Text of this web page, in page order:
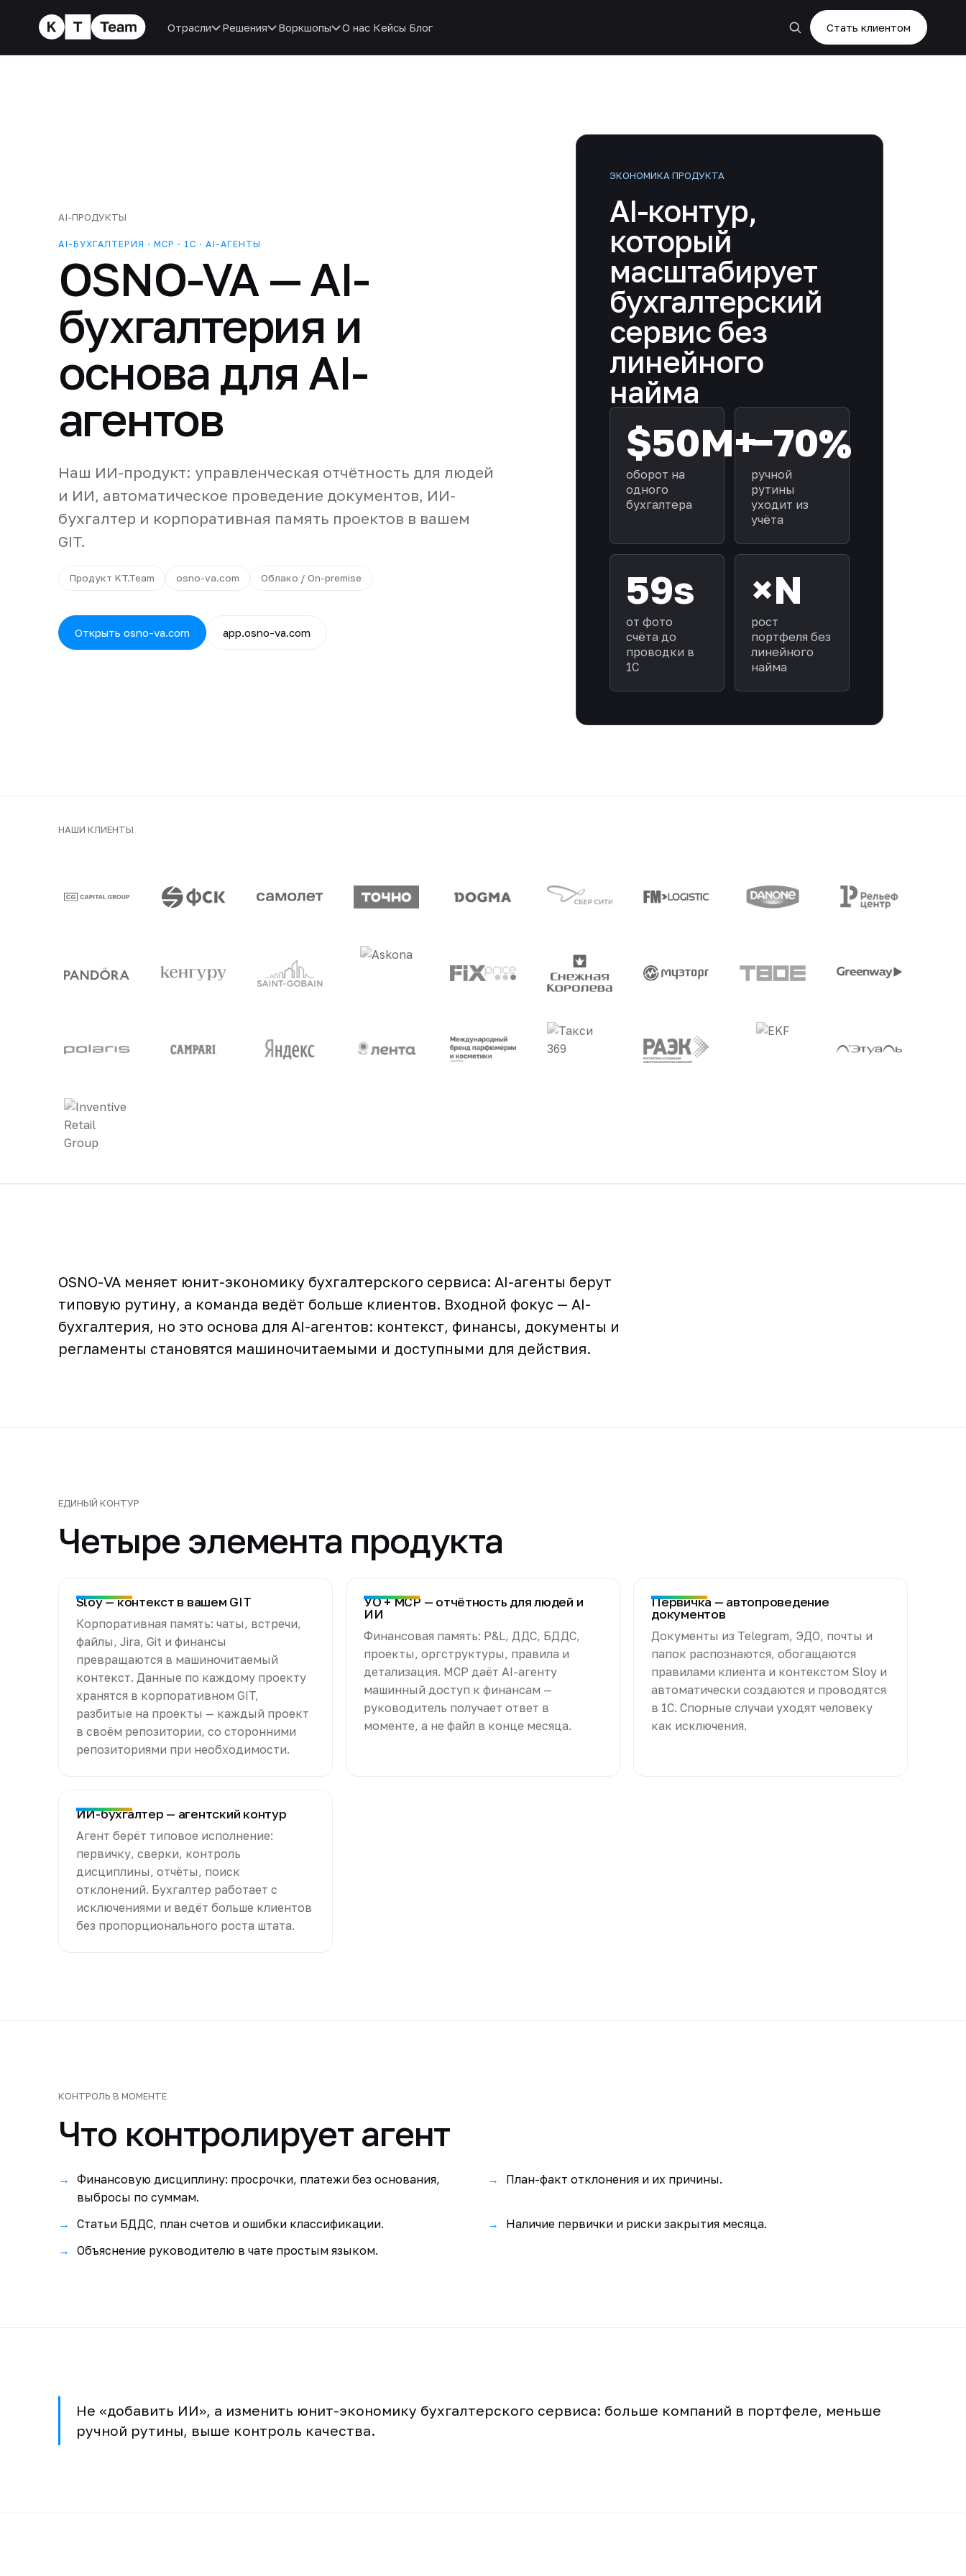
Отрасли Решения Воркшопы О нас Кейсы Блог Стать клиентом
AI-ПРОДУКТЫ
AI-БУХГАЛТЕРИЯ · MCP · 1С · AI-АГЕНТЫ
OSNO-VA — AI-
бухгалтерия и
основа для AI-
агентов
Наш ИИ-продукт: управленческая отчётность для людей
и ИИ, автоматическое проведение документов, ИИ-
бухгалтер и корпоративная память проектов в вашем
GIT.
Продукт KT.Team osno-va.com Облако / On-premise
Открыть osno-va.com app.osno-va.com
ЭКОНОМИКА ПРОДУКТА
AI-контур,
который
масштабирует
бухгалтерский
сервис без
линейного
найма
$50M+
оборот на
одного
бухгалтера
−70%
ручной
рутины
уходит из
учёта
59s
от фото
счёта до
проводки в
1С
×N
рост
портфеля без
линейного
найма
НАШИ КЛИЕНТЫ
OSNO-VA меняет юнит-экономику бухгалтерского сервиса: AI-агенты берут
типовую рутину, а команда ведёт больше клиентов. Входной фокус — AI-
бухгалтерия, но это основа для AI-агентов: контекст, финансы, документы и
регламенты становятся машиночитаемыми и доступными для действия.
ЕДИНЫЙ КОНТУР
Четыре элемента продукта
Sloy — контекст в вашем GIT
Корпоративная память: чаты, встречи,
файлы, Jira, Git и финансы
превращаются в машиночитаемый
контекст. Данные по каждому проекту
хранятся в корпоративном GIT,
разбитые на проекты — каждый проект
в своём репозитории, со сторонними
репозиториями при необходимости.
УО + MCP — отчётность для людей и
ИИ
Финансовая память: P&L, ДДС, БДДС,
проекты, оргструктуры, правила и
детализация. MCP даёт AI-агенту
машинный доступ к финансам —
руководитель получает ответ в
моменте, а не файл в конце месяца.
Первичка — автопроведение
документов
Документы из Telegram, ЭДО, почты и
папок распознаются, обогащаются
правилами клиента и контекстом Sloy и
автоматически создаются и проводятся
в 1С. Спорные случаи уходят человеку
как исключения.
ИИ-бухгалтер — агентский контур
Агент берёт типовое исполнение:
первичку, сверки, контроль
дисциплины, отчёты, поиск
отклонений. Бухгалтер работает с
исключениями и ведёт больше клиентов
без пропорционального роста штата.
КОНТРОЛЬ В МОМЕНТЕ
Что контролирует агент
Финансовую дисциплину: просрочки, платежи без основания,
выбросы по суммам.
План-факт отклонения и их причины.
Статьи БДДС, план счетов и ошибки классификации.
Наличие первички и риски закрытия месяца.
Объяснение руководителю в чате простым языком.
Не «добавить ИИ», а изменить юнит-экономику бухгалтерского сервиса: больше компаний в портфеле, меньше
ручной рутины, выше контроль качества.